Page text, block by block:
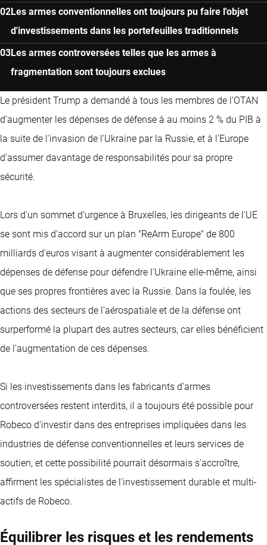
Les armes conventionnelles ont toujours pu faire l'objet
d'investissements dans les portefeuilles traditionnels
Les armes controversées telles que les armes à
fragmentation sont toujours exclues
Le président Trump a demandé à tous les membres de l'OTAN
d'augmenter les dépenses de défense à au moins 2 % du PIB à
la suite de l'invasion de l'Ukraine par la Russie, et à l'Europe
d'assumer davantage de responsabilités pour sa propre
sécurité.
Lors d'un sommet d'urgence à Bruxelles, les dirigeants de l'UE
se sont mis d'accord sur un plan "ReArm Europe" de 800
milliards d'euros visant à augmenter considérablement les
dépenses de défense pour défendre l'Ukraine elle-même, ainsi
que ses propres frontières avec la Russie. Dans la foulée, les
actions des secteurs de l'aérospatiale et de la défense ont
surperformé la plupart des autres secteurs, car elles bénéficient
de l'augmentation de ces dépenses.
Si les investissements dans les fabricants d'armes
controversées restent interdits, il a toujours été possible pour
Robeco d'investir dans des entreprises impliquées dans les
industries de défense conventionnelles et leurs services de
soutien, et cette possibilité pourrait désormais s'accroître,
affirment les spécialistes de l'investissement durable et multi-
actifs de Robeco.
Équilibrer les risques et les rendements